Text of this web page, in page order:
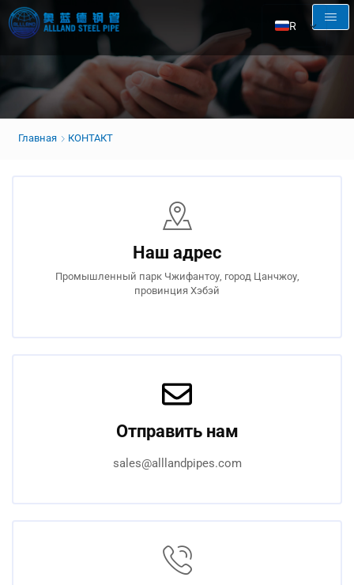
EN
AR
Главная КОНТАКТ
Наш адрес
Промышленный парк Чжифантоу, город Цанчжоу,
провинция Хэбэй
Отправить нам
sales@alllandpipes.com